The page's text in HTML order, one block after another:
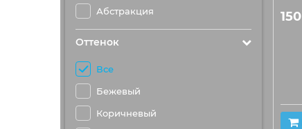
Абстракция
Оттенок
Все
Бежевый
Коричневый
150